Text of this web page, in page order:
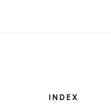
INDEX